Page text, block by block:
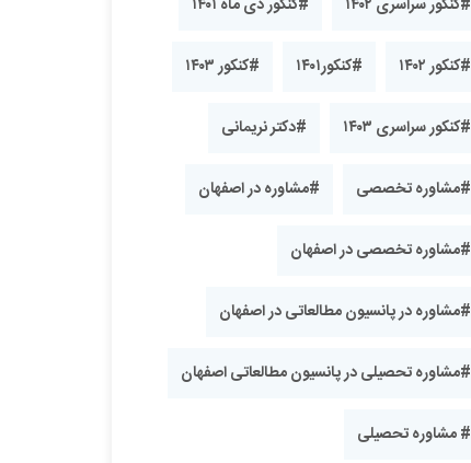
#کنکور سراسری ۱۴۰۲ #کنکور دی ماه ۱۴۰۱
#کنکور ۱۴۰۲ #کنکور۱۴۰۱ #کنکور ۱۴۰۳
#کنکور سراسری ۱۴۰۳ #دکتر نریمانی
#مشاوره تخصصی #مشاوره در اصفهان
#مشاوره تخصصی در اصفهان
#مشاوره در پانسیون مطالعاتی در اصفهان
#مشاوره تحصیلی در پانسیون مطالعاتی اصفهان
# مشاوره تحصیلی